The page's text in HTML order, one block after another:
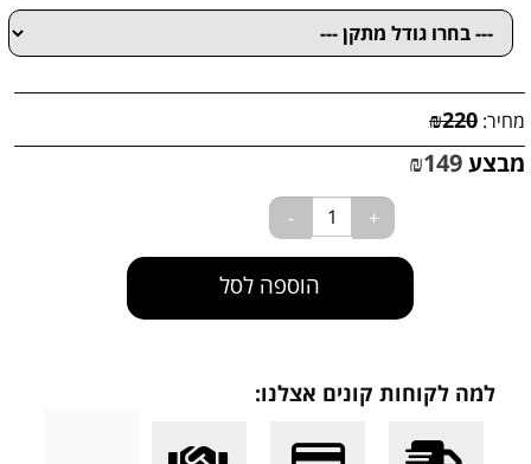
מחיר: ₪220
מבצע ₪149
הוספה לסל
למה לקוחות קונים אצלנו: